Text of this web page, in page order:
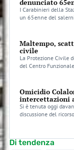
denunciato
I Carabinieri della
un 65enne del
Maltempo,
civile
La Protezione Civile
del Centro
Omicidio
intercettazioni
Si è tenuta oggi
discussione del
Di tendenza